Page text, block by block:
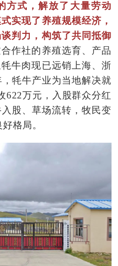
方式，解放了大量劳动
实现了养殖规模经济，
判力，构筑了共同抵御
作社的养殖选育、产品
牛肉现已远销上海、浙
牦牛产业为当地解决就
622万元，入股群众分红
股、草场流转，牧民变
格局。